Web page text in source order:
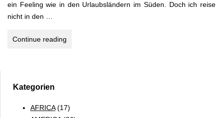
ein Feeling wie in den Urlaubsländern im Süden. Doch ich reise
nicht in den …
Continue reading
Kategorien
AFRICA(17)